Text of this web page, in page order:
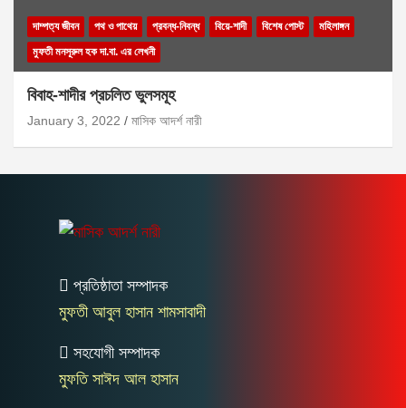
দাম্পত্য জীবন পথ ও পাথেয় প্রবন্ধ-নিবন্ধ বিয়ে-শাদী বিশেষ পোস্ট
মহিলাঙ্গন
মুফতী মনসূরুল হক দা.বা. এর লেখনী
বিবাহ-শাদীর প্রচলিত ভুলসমূহ
January 3, 2022 মাসিক আদর্শ নারী
প্রতিষ্ঠাতা সম্পাদক
মুফতী আবুল হাসান শামসাবাদী
সহযোগী সম্পাদক
মুফতি সাঈদ আল হাসান